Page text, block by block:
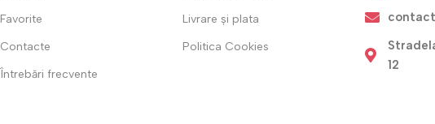
Favorite
Contacte
Întrebări frecvente
Livrare și plata
Politica Cookies
12